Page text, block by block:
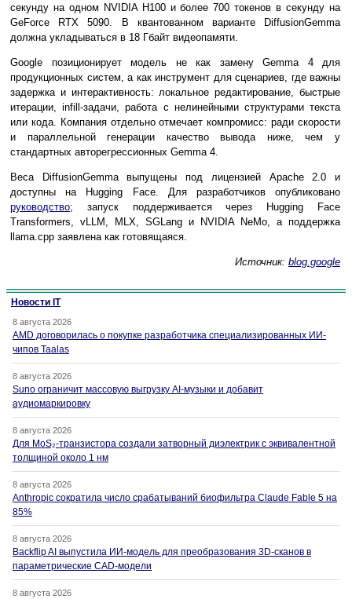
секунду на одном NVIDIA H100 и более 700 токенов в секунду на
GeForce RTX 5090. В квантованном варианте DiffusionGemma
должна укладываться в 18 Гбайт видеопамяти.
Google позиционирует модель не как замену Gemma 4 для
продукционных систем, а как инструмент для сценариев, где важны
задержка и интерактивность: локальное редактирование, быстрые
итерации, infill-задачи, работа с нелинейными структурами текста
или кода. Компания отдельно отмечает компромисс: ради скорости
и параллельной генерации качество вывода ниже, чем у
стандартных авторегрессионных Gemma 4.
Веса DiffusionGemma выпущены под лицензией Apache 2.0 и
доступны на Hugging Face. Для разработчиков опубликовано
руководство; запуск поддерживается через Hugging Face
Transformers, vLLM, MLX, SGLang и NVIDIA NeMo, а поддержка
llama.cpp заявлена как готовящаяся.
Источник: blog.google
Новости IT
8 августа 2026
AMD договорилась о покупке разработчика специализированных ИИ-
чипов Taalas
8 августа 2026
Suno ограничит массовую выгрузку AI-музыки и добавит
аудиомаркировку
8 августа 2026
Для MoS₂-транзистора создали затворный диэлектрик с эквивалентной
толщиной около 1 нм
8 августа 2026
Anthropic сократила число срабатываний биофильтра Claude Fable 5 на
85%
8 августа 2026
Backflip AI выпустила ИИ-модель для преобразования 3D-сканов в
параметрические CAD-модели
8 августа 2026